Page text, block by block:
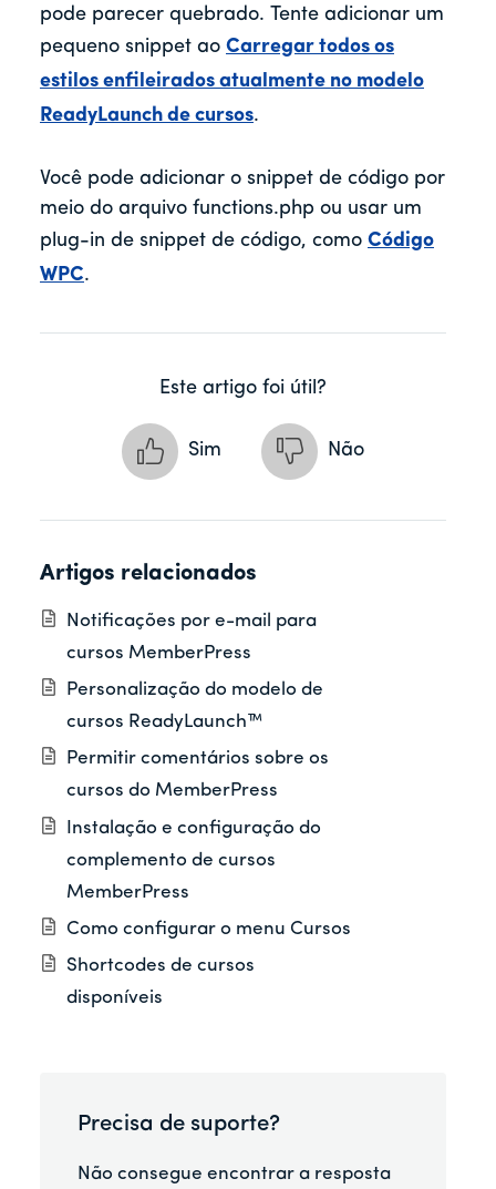
pode parecer quebrado. Tente adicionar um
pequeno snippet ao Carregar todos os
estilos enfileirados atualmente no modelo
ReadyLaunch de cursos.
Você pode adicionar o snippet de código por
meio do arquivo functions.php ou usar um
plug-in de snippet de código, como Código
WPC.
Este artigo foi útil?
Sim Não
Artigos relacionados
Notificações por e-mail para
cursos MemberPress
Personalização do modelo de
cursos ReadyLaunch™
Permitir comentários sobre os
cursos do MemberPress
Instalação e configuração do
complemento de cursos
MemberPress
Como configurar o menu Cursos
Shortcodes de cursos
disponíveis
Precisa de suporte?
Não consegue encontrar a resposta